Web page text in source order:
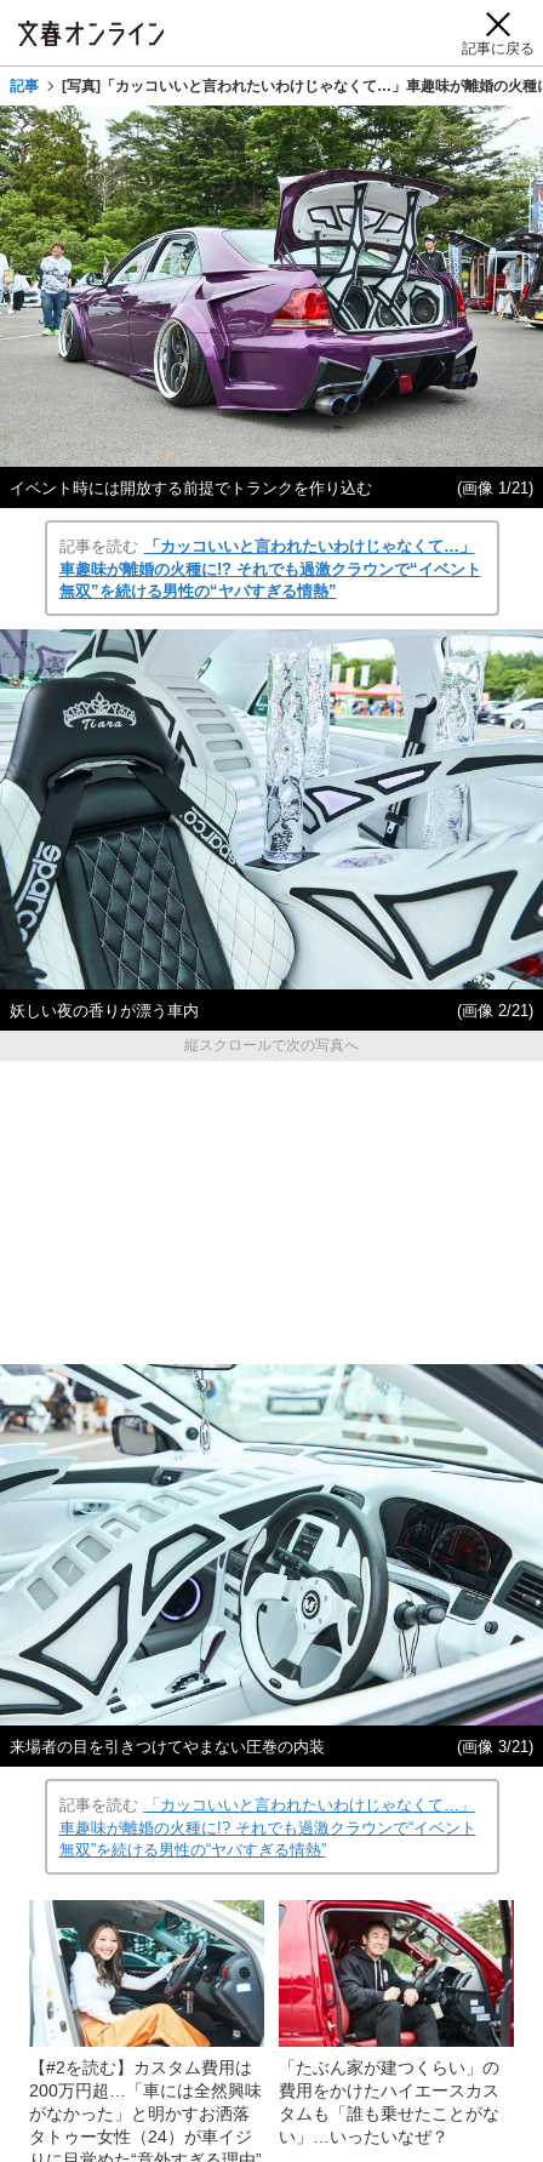
記事に戻る
記事 [写真]「カッコいいと言われたいわけじゃなくて…」車趣味が離婚の火
イベント時には開放する前提でトランクを作り込む (画像 1/21)
記事を読む
「カッコいいと言われたいわけじゃなくて…」
車趣味が離婚の火種に!? それでも過激クラウンで“イベント
無双”を続ける男性の“ヤバすぎる情熱”
妖しい夜の香りが漂う車内
(画像 2/21)
縦スクロールで次の写真へ
来場者の目を引きつけてやまない圧巻の内装 (画像 3/21)
記事を読む
「カッコいいと言われたいわけじゃなくて…」
車趣味が離婚の火種に!? それでも過激クラウンで“イベント
無双”を続ける男性の“ヤバすぎる情熱”
【#2を読む】カスタム費用は
200万円超…「車には全然興味
がなかった」と明かすお洒落
タトゥー女性（24）が車イジ
「たぶん家が建つくらい」の
費用をかけたハイエースカス
タムも「誰も乗せたことがな
い」…いったいなぜ？